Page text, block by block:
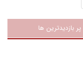
پر بازدیدترین ها